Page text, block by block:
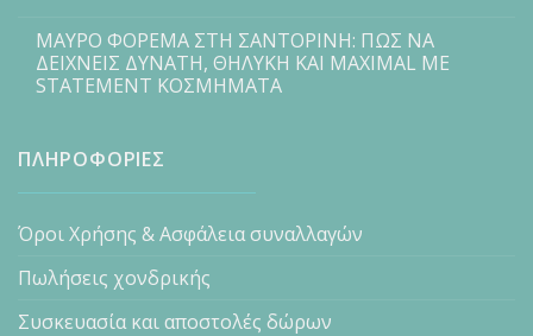
ΜΑΥΡΟ ΦΟΡΕΜΑ ΣΤΗ ΣΑΝΤΟΡΙΝΗ: ΠΩΣ ΝΑ
ΔΕΙΧΝΕΙΣ ΔΥΝΑΤΗ, ΘΗΛΥΚΗ ΚΑΙ MAXIMAL ΜΕ
STATEMENT ΚΟΣΜΗΜΑΤΑ
ΠΛΗΡΟΦΟΡΙΕΣ
Όροι Χρήσης & Ασφάλεια συναλλαγών
Πωλήσεις χονδρικής
Συσκευασία και αποστολές δώρων